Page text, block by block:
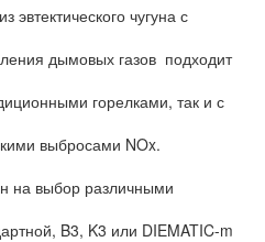
эвтектического чугуна с
дымовых газов подходит
горелками, так и с
выбросами NOx.
на выбор различными
B3, K3 или DIEMATIC-m